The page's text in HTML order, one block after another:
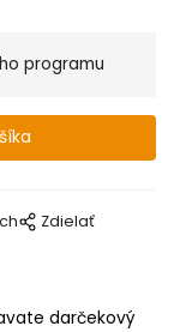
programu
Zdielať
darčekový